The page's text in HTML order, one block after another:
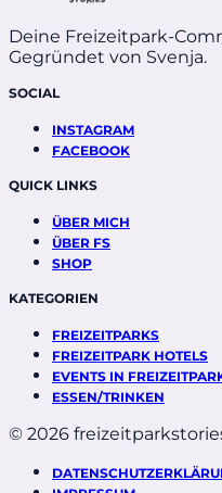
Deine Freizeitpark-
Gegründet von Svenja.
SOCIAL
INSTAGRAM
FACEBOOK
QUICK LINKS
ÜBER MICH
ÜBER FS
SHOP
KATEGORIEN
FREIZEITPARKS
FREIZEITPARK HOTELS
EVENTS IN
ESSEN/TRINKEN
© 2026